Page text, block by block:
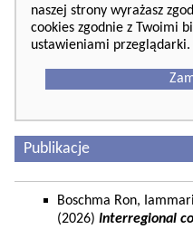
naszej strony wyrażasz
cookies zgodnie z Twoimi
ustawieniami przeglądarki.
Publikacje
Boschma Ron,
(2026) Interregional